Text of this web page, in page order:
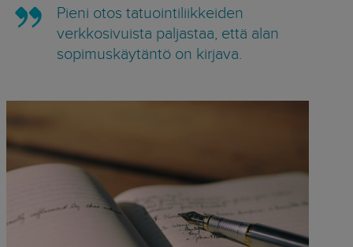
Pieni otos tatuointiliikkeiden
verkkosivuista paljastaa, että alan
sopimuskäytäntö on kirjava.